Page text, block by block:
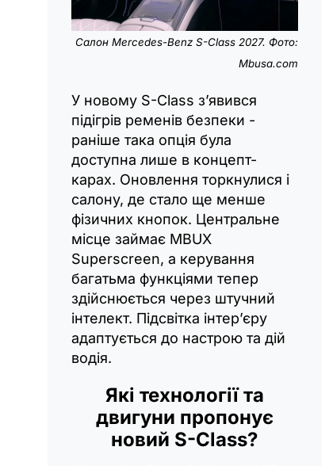
Салон Mercedes-Benz S-Class 2027. Фото:
Mbusa.com
У новому S-Class з’явився
підігрів ременів безпеки -
раніше така опція була
доступна лише в концепт-
карах. Оновлення торкнулися і
салону, де стало ще менше
фізичних кнопок. Центральне
місце займає MBUX
Superscreen, а керування
багатьма функціями тепер
здійснюється через штучний
інтелект. Підсвітка інтер’єру
адаптується до настрою та дій
водія.
Які технології та
двигуни пропонує
новий S-Class?